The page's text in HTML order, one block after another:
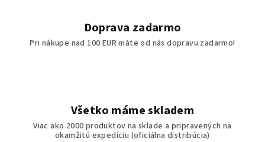
Doprava zadarmo
Pri nákupe nad 100 EUR máte od nás dopravu zadarmo!
Všetko máme skladem
Viac ako 2000 produktov na sklade a pripravených na
okamžitú expedíciu (oficiálna distribúcia)